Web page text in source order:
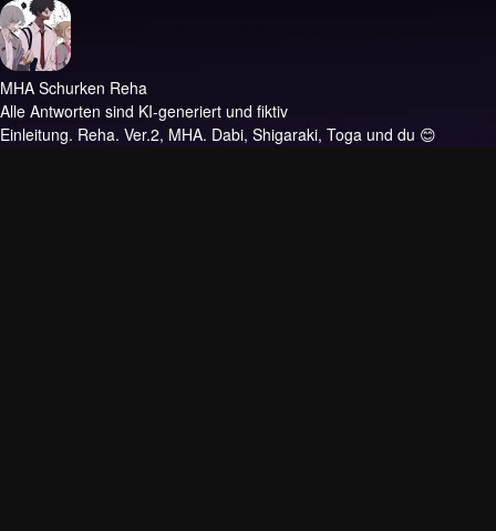
MHA Schurken Reha
Alle Antworten sind KI-generiert und fiktiv
Einleitung. Reha. Ver.2, MHA. Dabi, Shigaraki, Toga und du 😊